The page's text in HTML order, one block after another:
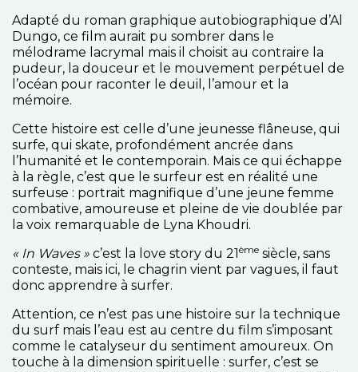
Adapté du roman graphique autobiographique d’Al
Dungo, ce film aurait pu sombrer dans le
mélodrame lacrymal mais il choisit au contraire la
pudeur, la douceur et le mouvement perpétuel de
l’océan pour raconter le deuil, l’amour et la
mémoire.
Cette histoire est celle d’une jeunesse flâneuse, qui
surfe, qui skate, profondément ancrée dans
l’humanité et le contemporain. Mais ce qui échappe
à la règle, c’est que le surfeur est en réalité une
surfeuse : portrait magnifique d’une jeune femme
combative, amoureuse et pleine de vie doublée par
la voix remarquable de Lyna Khoudri.
« In Waves » c’est la love story du 21ème siècle, sans
conteste, mais ici, le chagrin vient par vagues, il faut
donc apprendre à surfer.
Attention, ce n’est pas une histoire sur la technique
du surf mais l’eau est au centre du film s’imposant
comme le catalyseur du sentiment amoureux. On
touche à la dimension spirituelle : surfer, c’est se